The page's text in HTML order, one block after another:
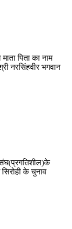
पिता का नाम
नरसिंहवीर भगवान
संघ(प्रगतिशील)के
के चुनाव